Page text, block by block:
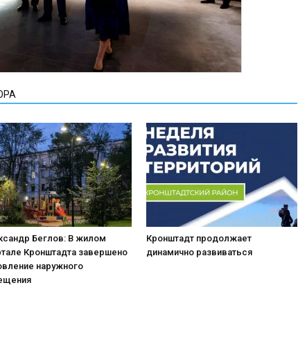
Беглов: В жилом
Кронштадта завершено
наружного
Кронштадт продолжает
динамично развиваться